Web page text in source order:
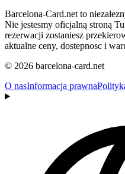
Barcelona-Card.net to
Nie jestesmy oficjalną stroną
rezerwacji zostaniesz
aktualne ceny, dostepnosc i
© 2026 barcelona-card.net
O nasInformacja prawna